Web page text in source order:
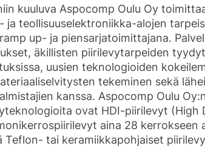
kuuluva Aspocomp Oulu Oy
teollisuuselektroniikka-alojen
up- ja piensarjatoimittajana.
äkillisten piirilevytarpeiden
uusien teknologioiden
tekeminen sekä
kanssa. Aspocomp Oulu
ovat HDI-piirilevyt (High
aina 28 kerrokseen
Teflon- tai keramiikkapohjaiset